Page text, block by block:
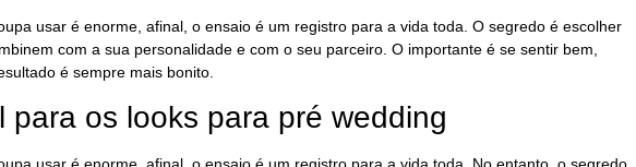
usar é enorme, afinal, o ensaio é um registro para a vida toda. O segredo é escolher
com a sua personalidade e com o seu parceiro. O importante é se sentir bem,
é sempre mais bonito.
para os looks para pré wedding